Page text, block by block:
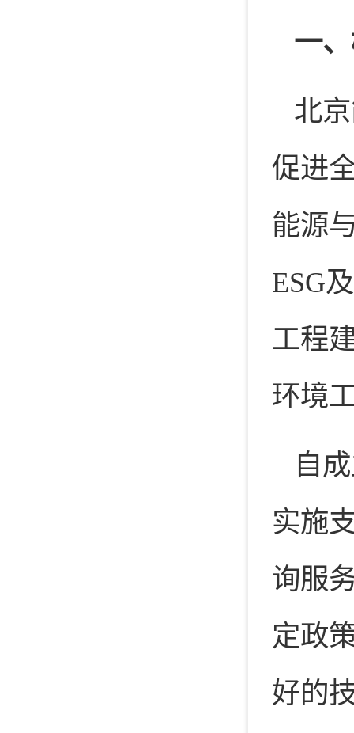
一
北
促进
能源
ESG
工程
环境
自
实施
询服
定政
好的